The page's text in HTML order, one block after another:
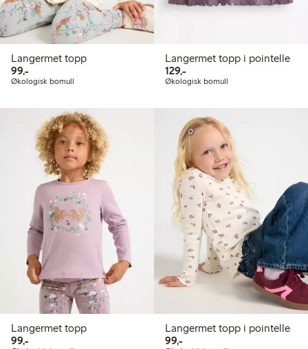
Langermet topp
99,-99,00 kr
Økologisk bomull
Langermet topp i pointelle
129,-129,00 kr
Økologisk bomull
Langermet topp
99,-99,00 kr
Langermet topp i pointelle
99,-99,00 kr